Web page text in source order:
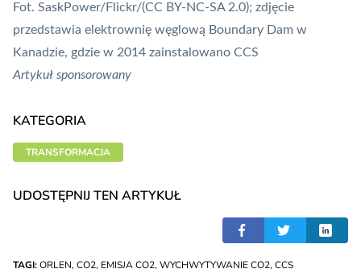
Fot. SaskPower/Flickr/(CC BY-NC-SA 2.0); zdjęcie
przedstawia elektrownię węglową Boundary Dam w
Kanadzie, gdzie w 2014 zainstalowano CCS
Artykuł sponsorowany
KATEGORIA
TRANSFORMACJA
UDOSTĘPNIJ TEN ARTYKUŁ
TAGI:ORLEN, CO2, EMISJA CO2, WYCHWYTYWANIE CO2, CCS